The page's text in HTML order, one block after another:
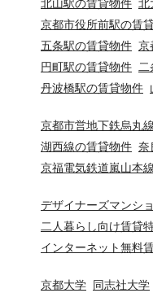
北山駅の賃貸物件 北
京都市役所前駅の賃
五条駅の賃貸物件 京
円町駅の賃貸物件
丹波橋駅の賃貸物件
京都市営地下鉄烏丸
湖西線の賃貸物件 奈
京福電気鉄道嵐山本
デザイナーズマンシ
二人暮らし向け賃貸
インターネット無料
京都大学 同志社大学